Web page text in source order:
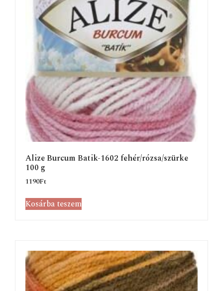
Alize Burcum Batik-1602 fehér/rózsa/szürke
100 g
1190Ft
Kosárba teszem